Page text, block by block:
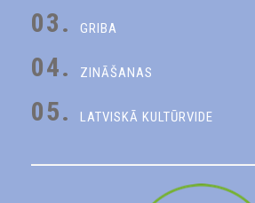
03. GRIBA
04. ZINĀŠANAS
05. LATVISKĀ KULTŪRVIDE